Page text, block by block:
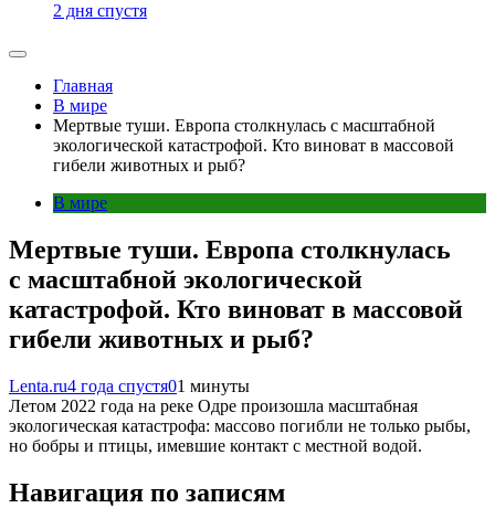
2 дня спустя
Главная
В мире
Мертвые туши. Европа столкнулась с масштабной
экологической катастрофой. Кто виноват в массовой
гибели животных и рыб?
В мире
Мертвые туши. Европа столкнулась
с масштабной экологической
катастрофой. Кто виноват в массовой
гибели животных и рыб?
Lenta.ru4 года спустя01 минуты
Летом 2022 года на реке Одре произошла масштабная
экологическая катастрофа: массово погибли не только рыбы,
но бобры и птицы, имевшие контакт с местной водой.
Навигация по записям